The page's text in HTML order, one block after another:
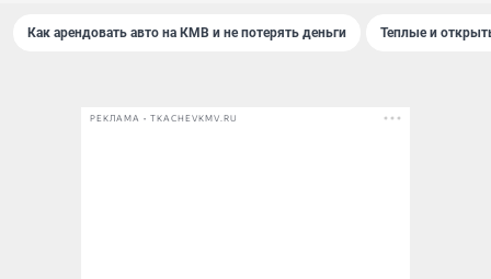
Как арендовать авто на КМВ и не потерять деньги Теплые и
РЕКЛАМА • TKACHEVKMV.RU